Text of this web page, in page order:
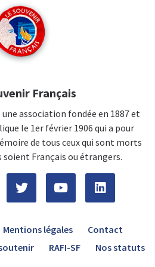
Français
association fondée en 1887 et
le 1er février 1906 qui a pour
de tous ceux qui sont morts
soient Français ou étrangers.
Mentions légales
Contact
RAFI-SF Nos statuts